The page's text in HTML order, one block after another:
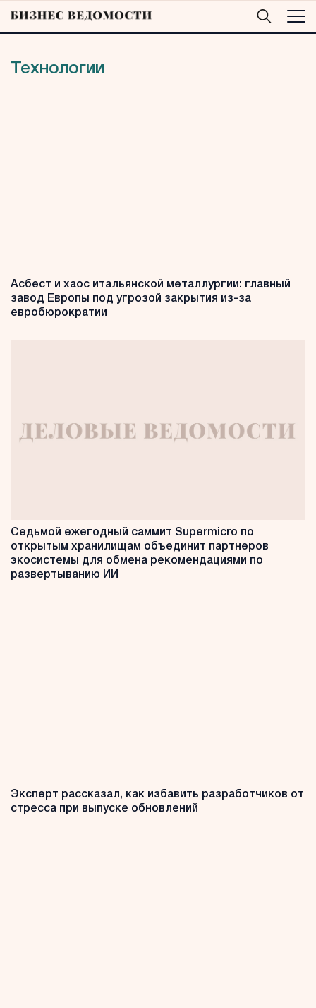
Технологии
Асбест и хаос итальянской металлургии: главный
завод Европы под угрозой закрытия из-за
евробюрократии
Седьмой ежегодный саммит Supermicro по
открытым хранилищам объединит партнеров
экосистемы для обмена рекомендациями по
развертыванию ИИ
Эксперт рассказал, как избавить разработчиков от
стресса при выпуске обновлений